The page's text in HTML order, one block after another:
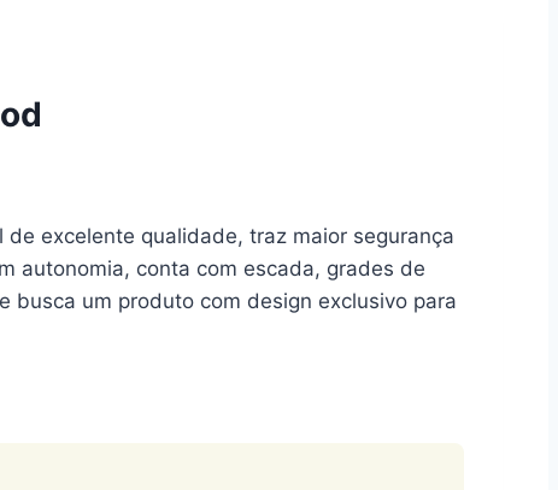
excelente qualidade, traz maior segurança
autonomia, conta com escada, grades de
busca um produto com design exclusivo para